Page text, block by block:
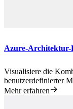
Azure-Architektur-
Visualisiere die
benutzerdefinierter
Mehr erfahren